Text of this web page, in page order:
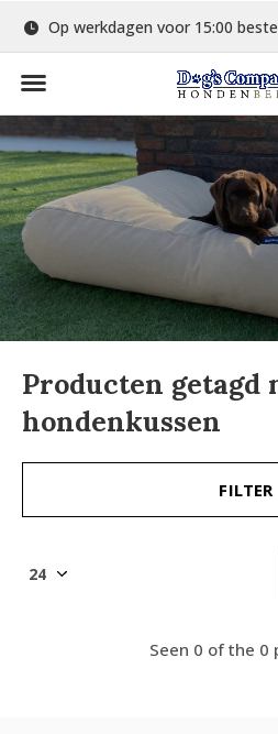
Op werkdagen voor 15:00 besteld, zelfde dag
Producten getagd
hondenkussen
FILTER
Seen 0 of the 0